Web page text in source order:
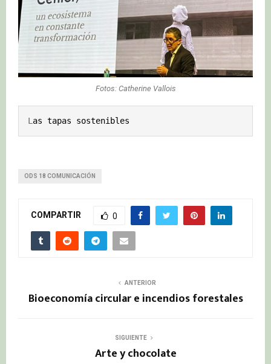
Fotos: Catherine Vallois
Las tapas sostenibles
ODS 18 COMUNICACIÓN
COMPARTIR 0
ANTERIOR
Bioeconomía circular e incendios forestales
SIGUIENTE
Arte y chocolate